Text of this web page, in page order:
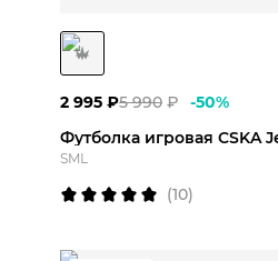
5 990 ₽
2 995 ₽ -50%
SML
(10)